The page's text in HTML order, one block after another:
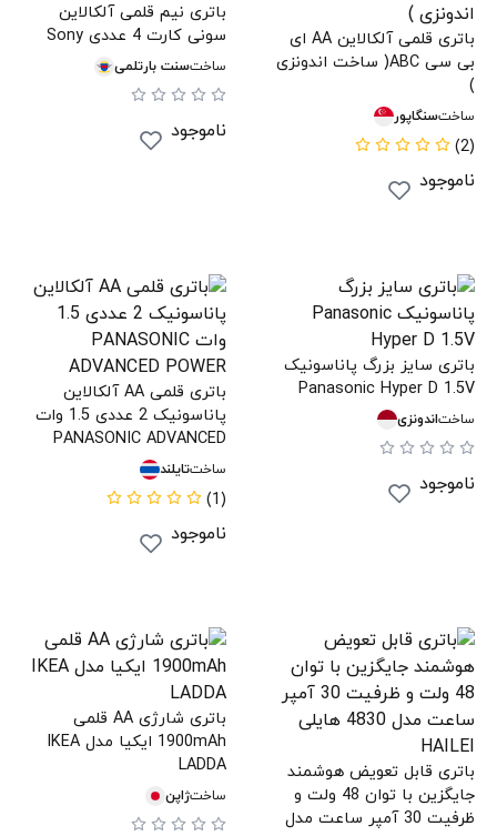
باتری قلمی آلکالاین AA ای
بی سی ABC( ساخت اندونزی
)
ساختسنگاپور
(2)
ناموجود
باتری نیم قلمی آلکالاین
سونی کارت 4 عددی Sony
ساختسنت بارتلمی
ناموجود
باتری سایز بزرگ پاناسونیک
Panasonic Hyper D 1.5V
ساختاندونزی
ناموجود
باتری قلمی AA آلکالاین
پاناسونیک 2 عددی 1.5 وات
PANASONIC ADVANCED
POWER
ساختتایلند
(1)
ناموجود
باتری قابل تعویض هوشمند
جایگزین با توان 48 ولت و
ظرفیت 30 آمپر ساعت مدل
باتری شارژی AA قلمی
1900mAh ایکیا مدل IKEA
LADDA
ساختژاپن